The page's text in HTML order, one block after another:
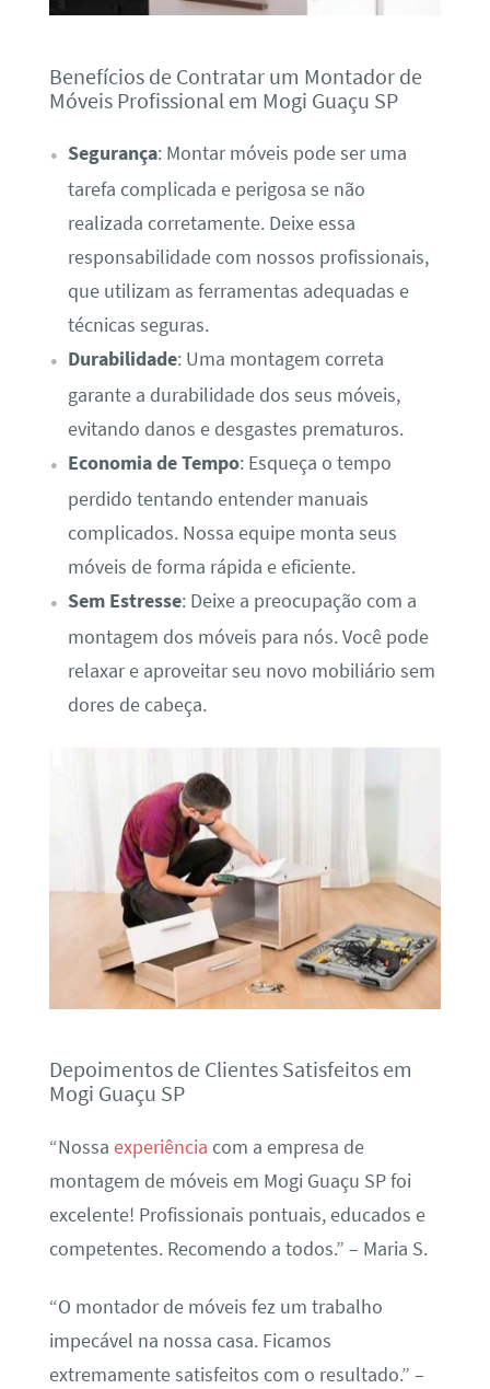
Benefícios de Contratar um Montador de
Móveis Profissional em Mogi Guaçu SP
Segurança: Montar móveis pode ser uma
tarefa complicada e perigosa se não
realizada corretamente. Deixe essa
responsabilidade com nossos profissionais,
que utilizam as ferramentas adequadas e
técnicas seguras.
Durabilidade: Uma montagem correta
garante a durabilidade dos seus móveis,
evitando danos e desgastes prematuros.
Economia de Tempo: Esqueça o tempo
perdido tentando entender manuais
complicados. Nossa equipe monta seus
móveis de forma rápida e eficiente.
Sem Estresse: Deixe a preocupação com a
montagem dos móveis para nós. Você pode
relaxar e aproveitar seu novo mobiliário sem
dores de cabeça.
Depoimentos de Clientes Satisfeitos em
Mogi Guaçu SP
“Nossa experiência com a empresa de
montagem de móveis em Mogi Guaçu SP foi
excelente! Profissionais pontuais, educados e
competentes. Recomendo a todos.” – Maria S.
“O montador de móveis fez um trabalho
impecável na nossa casa. Ficamos
extremamente satisfeitos com o resultado.” –